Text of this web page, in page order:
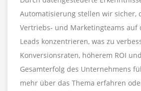
Automatisierung stellen wir sicher,
Vertriebs- und Marketingteams auf
Leads konzentrieren, was zu
Konversionsraten, höherem ROI
Gesamterfolg des Unternehmens
mehr über das Thema erfahren